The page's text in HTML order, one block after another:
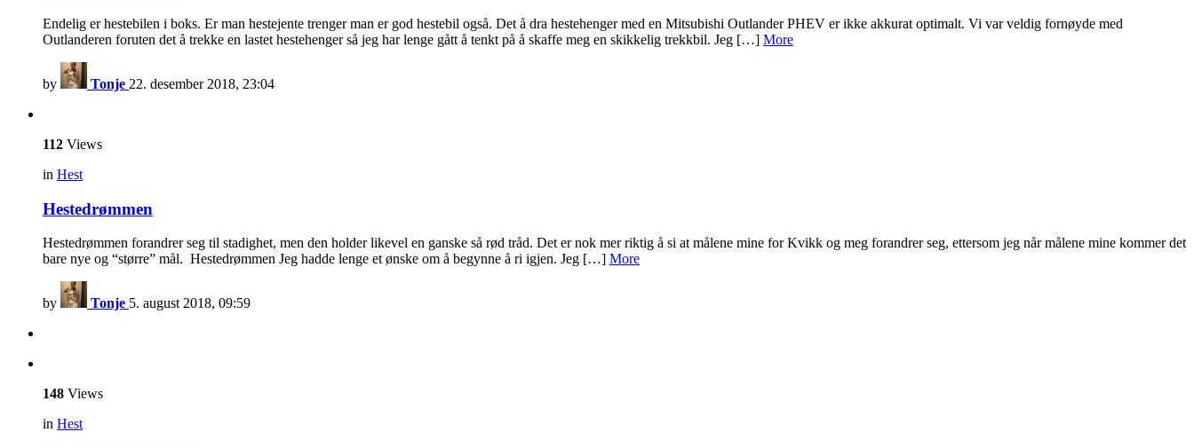
Endelig er hestebilen i boks. Er man hestejente trenger man er god hestebil også. Det å dra hestehenger med en Mitsubishi Outlander PHEV er ikke akkurat optimalt. Vi var veldig fornøyde med
Outlanderen foruten det å trekke en lastet hestehenger så jeg har lenge gått å tenkt på å skaffe meg en skikkelig trekkbil. Jeg […] More
by Tonje 22. desember 2018, 23:04
112 Views
in Hest
Hestedrømmen
Hestedrømmen forandrer seg til stadighet, men den holder likevel en ganske så rød tråd. Det er nok mer riktig å si at målene mine for Kvikk og meg forandrer seg, ettersom jeg når målene mine kommer det
bare nye og “større” mål. Hestedrømmen Jeg hadde lenge et ønske om å begynne å ri igjen. Jeg […] More
by Tonje 5. august 2018, 09:59
148 Views
in Hest